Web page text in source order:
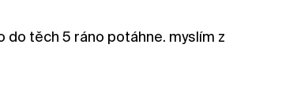
do těch 5 ráno potáhne. myslím z